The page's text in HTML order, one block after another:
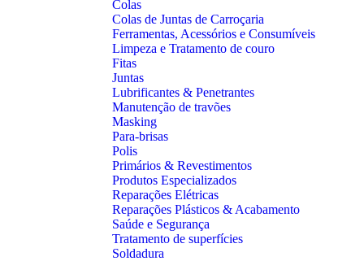
Colas
Colas de Juntas de Carroçaria
Ferramentas, Acessórios e Consumíveis
Limpeza e Tratamento de couro
Fitas
Juntas
Lubrificantes & Penetrantes
Manutenção de travões
Masking
Para-brisas
Polis
Primários & Revestimentos
Produtos Especializados
Reparações Elétricas
Reparações Plásticos & Acabamento
Saúde e Segurança
Tratamento de superfícies
Soldadura